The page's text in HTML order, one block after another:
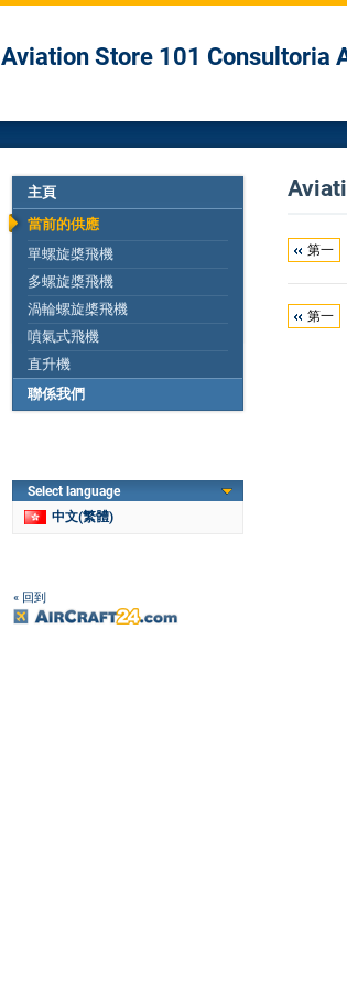
Aviation Store 101 Consultoria
主頁
當前的供應
單螺旋槳飛機
多螺旋槳飛機
渦輪螺旋槳飛機
噴氣式飛機
直升機
聯係我們
Select language
中文(繁體)
« 回到
第一
第一